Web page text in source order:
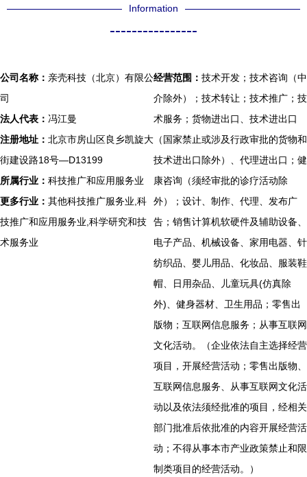
Information
----------------
公司名称： 亲壳科技（北京）有限公
司
法人代表： 冯江曼
注册地址： 北京市房山区良乡凯旋大
街建设路18号—D13199
所属行业： 科技推广和应用服务业
更多行业： 其他科技推广服务业,科
技推广和应用服务业,科学研究和技
术服务业
经营范围： 技术开发；技术咨询（中
介除外）；技术转让；技术推广；技
术服务；货物进出口、技术进出口
（国家禁止或涉及行政审批的货物和
技术进出口除外）、代理进出口；健
康咨询（须经审批的诊疗活动除
外）；设计、制作、代理、发布广
告；销售计算机软硬件及辅助设备、
电子产品、机械设备、家用电器、针
纺织品、婴儿用品、化妆品、服装鞋
帽、日用杂品、儿童玩具(仿真除
外)、健身器材、卫生用品；零售出
版物；互联网信息服务；从事互联网
文化活动。（企业依法自主选择经营
项目，开展经营活动；零售出版物、
互联网信息服务、从事互联网文化活
动以及依法须经批准的项目，经相关
部门批准后依批准的内容开展经营活
动；不得从事本市产业政策禁止和限
制类项目的经营活动。）